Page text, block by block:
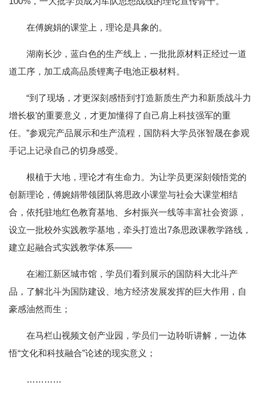
在傅婉娟的课堂上，理论是具象的。
湖南长沙，蓝白色的生产线上，一批批原材料正经过一道
道工序，加工成高品质锂离子电池正极材料。
“到了现场，才更深刻感悟到‘打造新质生产力和新质战斗力
增长极’的重要意义，才更加懂得了自己肩上科技强军的重
任。”参观完产品展示和生产流程，国防科大学员张智晟在参观
手记上记录自己的切身感受。
根植于大地，理论才有生命力。为让学员更深刻领悟党的
创新理论，傅婉娟带领团队将思政小课堂与社会大课堂相结
合，依托驻地红色教育基地、乡村振兴一线等丰富社会资源，
设立一批校外实践教学基地，牵头打造出7条思政课教学路线，
建立起融合式实践教学体系——
在湘江新区城市馆，学员们看到展示的国防科大北斗产
品，了解北斗为国防建设、地方经济发展发挥的巨大作用，自
豪感油然而生；
在马栏山视频文创产业园，学员们一边聆听讲解，一边体
悟“文化和科技融合”论述的现实意义；
…………